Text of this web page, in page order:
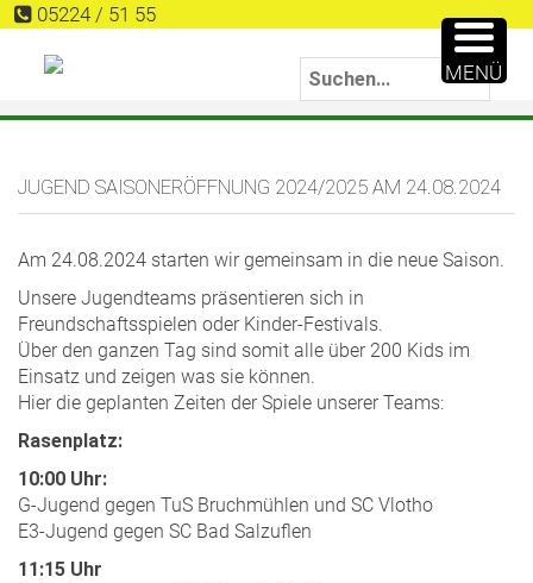
05224 / 51 55
JUGEND SAISONERÖFFNUNG 2024/2025 AM 24.08.2024
Am 24.08.2024 starten wir gemeinsam in die neue Saison.
Unsere Jugendteams präsentieren sich in
Freundschaftsspielen oder Kinder-Festivals.
Über den ganzen Tag sind somit alle über 200 Kids im
Einsatz und zeigen was sie können.
Hier die geplanten Zeiten der Spiele unserer Teams:
Rasenplatz:
10:00 Uhr:
G-Jugend gegen TuS Bruchmühlen und SC Vlotho
E3-Jugend gegen SC Bad Salzuflen
11:15 Uhr
MENÜ